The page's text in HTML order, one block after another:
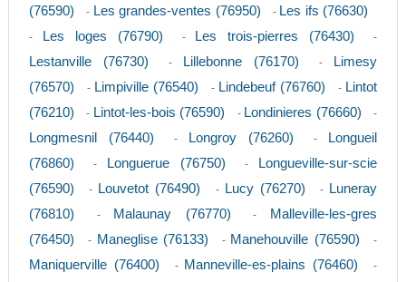
(76590)
- Les grandes-ventes (76950) - Les ifs (76630)
- Les loges (76790) - Les trois-pierres (76430) -
Lestanville (76730) - Lillebonne (76170) -
Limesy
(76570)
- Limpiville (76540) - Lindebeuf (76760) - Lintot
(76210)
- Lintot-les-bois (76590) - Londinieres (76660) -
Longmesnil (76440) - Longroy (76260) -
Longueil
(76860)
- Longuerue (76750) -
Longueville-sur-scie
(76590)
- Louvetot (76490) - Lucy (76270) - Luneray
(76810)
- Malaunay (76770) -
Malleville-les-gres
(76450)
- Maneglise (76133) - Manehouville (76590) -
Maniquerville (76400) - Manneville-es-plains (76460) -